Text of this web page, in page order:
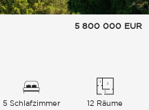
5 800 000 EUR
5 Schlafzimmer 12 Räume